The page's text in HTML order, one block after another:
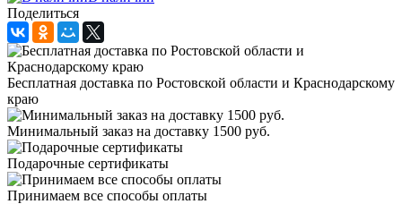
Поделиться
Бесплатная доставка по Ростовской области и Краснодарскому
краю
Минимальный заказ на доставку 1500 руб.
Подарочные сертификаты
Принимаем все способы оплаты